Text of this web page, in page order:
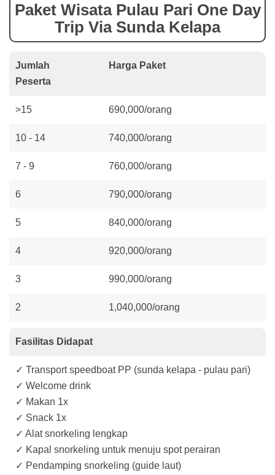
Paket Wisata Pulau Pari One Day
Trip Via Sunda Kelapa
Jumlah
Peserta
Harga Paket
>15 690,000/orang
10 - 14 740,000/orang
7 - 9 760,000/orang
6 790,000/orang
5 840,000/orang
4 920,000/orang
3 990,000/orang
2 1,040,000/orang
Fasilitas Didapat
✓ Transport speedboat PP (sunda kelapa - pulau pari)
✓ Welcome drink
✓ Makan 1x
✓ Snack 1x
✓ Alat snorkeling lengkap
✓ Kapal snorkeling untuk menuju spot perairan
✓ Pendamping snorkeling (guide laut)